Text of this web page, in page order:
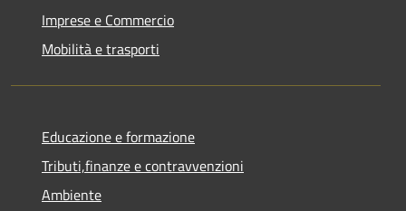
Imprese e Commercio
Mobilità e trasporti
Educazione e formazione
Tributi,finanze e contravvenzioni
Ambiente